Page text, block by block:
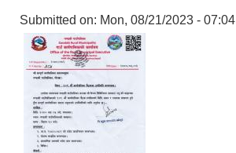
Submitted on: Mon, 08/21/2023 - 07:04